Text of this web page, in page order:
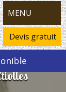
MENU
Devis gratuit